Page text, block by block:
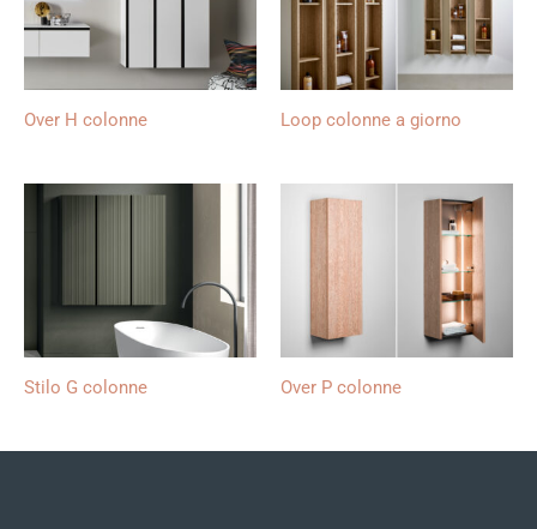
Over H colonne Loop colonne a giorno
Stilo G colonne Over P colonne